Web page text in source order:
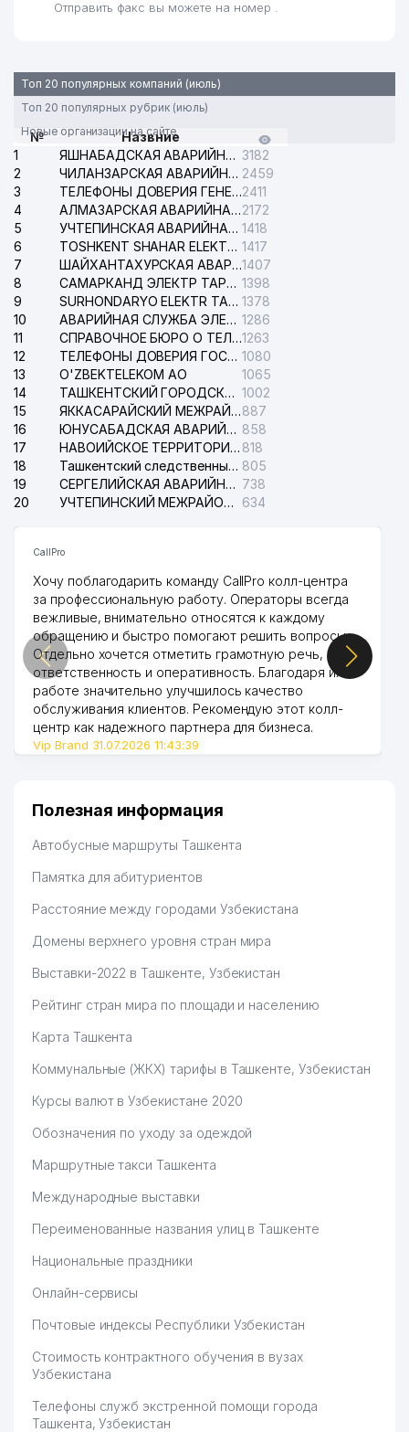
Отправить факс вы можете на номер .
Топ 20 популярных компаний (июль)
Топ 20 популярных рубрик (июль)
Новые организации на сайте
№
Назвние
1
ЯШНАБАДСКАЯ АВАРИЙНАЯ СЛУЖБА ЭЛЕКТРОСЕТИ 3182
2
ЧИЛАНЗАРСКАЯ АВАРИЙНАЯ СЛУЖБА ЭЛЕКТРОСЕТИ 2459
3
ТЕЛЕФОНЫ ДОВЕРИЯ ГЕНЕРАЛЬНОЙ ПРОКУРАТУРЫ РЕСПУБЛИКИ УЗБЕКИСТАН2411
4
АЛМАЗАРСКАЯ АВАРИЙНАЯ СЛУЖБА ЭЛЕКТРОСЕТИ2172
5
УЧТЕПИНСКАЯ АВАРИЙНАЯ СЛУЖБА ЭЛЕКТРОСЕТИ 1418
6
TOSHKENT SHAHAR ELEKTR TARMOQLARI KORXONASI АО 1417
7
ШАЙХАНТАХУРСКАЯ АВАРИЙНАЯ СЛУЖБА ЭЛЕКТРОСЕТИ1407
8
САМАРКАНД ЭЛЕКТР ТАРМОКЛАРИ АО 1398
9
SURHONDARYO ELEKTR TARMOKLARI АО 1378
10
АВАРИЙНАЯ СЛУЖБА ЭЛЕКТРОСЕТИ ТАШКЕНТСКОГО РАЙОНА 1286
11
СПРАВОЧНОЕ БЮРО О ТЕЛЕФОНАХ ОРГАНИЗАЦИЙ г. ТАШКЕНТА1263
12
ТЕЛЕФОНЫ ДОВЕРИЯ ГОСУДАРСТВЕННОГО ЦЕНТРА ТЕСТИРОВАНИЯ 1080
13
O'ZBEKTELEKOM АО
1065
14
ТАШКЕНТСКИЙ ГОРОДСКОЙ СУД ПО ГРАЖДАНСКИМ ДЕЛАМ 1002
15
ЯККАСАРАЙСКИЙ МЕЖРАЙОННЫЙ СУД ПО ГРАЖДАНСКИМ ДЕЛАМ887
16
ЮНУСАБАДСКАЯ АВАРИЙНАЯ СЛУЖБА ЭЛЕКТРОСЕТИ 858
17
НАВОИЙСКОЕ ТЕРРИТОРИАЛЬНОЕ ПРЕДПРИЯТИЕ ЭЛЕКТРОСЕТИ АО 818
18
Ташкентский следственный изолятор 805
19
СЕРГЕЛИЙСКАЯ АВАРИЙНАЯ СЛУЖБА ЭЛЕКТРОСЕТИ 738
20
УЧТЕПИНСКИЙ МЕЖРАЙОННЫЙ СУД ПО ГРАЖДАНСКИМ ДЕЛАМ 634
CallPro
Хочу поблагодарить команду CallPro колл-центра
за профессиональную работу. Операторы всегда
вежливые, внимательно относятся к каждому
обращению и быстро помогают решить вопросы.
Отдельно хочется отметить грамотную речь,
ответственность и оперативность. Благодаря их
работе значительно улучшилось качество
обслуживания клиентов. Рекомендую этот колл-
центр как надежного партнера для бизнеса.
Vip Brand 31.07.2026 11:43:39
Полезная информация
Автобусные маршруты Ташкента
Памятка для абитуриентов
Расстояние между городами Узбекистана
Домены верхнего уровня стран мира
Выставки-2022 в Ташкенте, Узбекистан
Рейтинг стран мира по площади и населению
Карта Ташкента
Коммунальные (ЖКХ) тарифы в Ташкенте, Узбекистан
Курсы валют в Узбекистане 2020
Обозначения по уходу за одеждой
Маршрутные такси Ташкента
Международные выставки
Переименованные названия улиц в Ташкенте
Национальные праздники
Онлайн-сервисы
Почтовые индексы Республики Узбекистан
Стоимость контрактного обучения в вузах
Узбекистана
Телефоны служб экстренной помощи города
Ташкента, Узбекистан